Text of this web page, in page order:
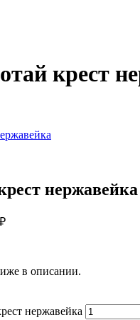
крест
нержавейка
в описании.
нержавейка